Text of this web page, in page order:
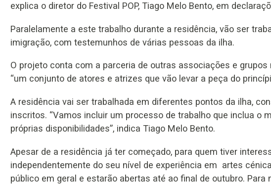
explica o diretor do Festival POP, Tiago Melo Bento, em
Paralelamente a este trabalho durante a residência, vão ser
imigração, com testemunhos de várias pessoas da ilha.
O projeto conta com a parceria de outras associações e
“um conjunto de atores e atrizes que vão levar a peça do
A residência vai ser trabalhada em diferentes pontos da ilha,
inscritos. “Vamos incluir um processo de trabalho que inclua o
próprias disponibilidades”, indica Tiago Melo Bento.
Apesar de a residência já ter começado, para quem tiver
independentemente do seu nível de experiência em artes
público em geral e estarão abertas até ao final de outubro.